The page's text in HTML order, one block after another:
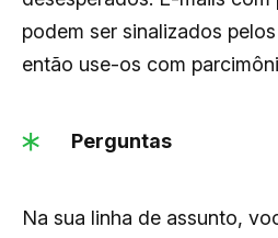
podem ser sinalizados
então use-os com
Perguntas
Na sua linha de assunto,